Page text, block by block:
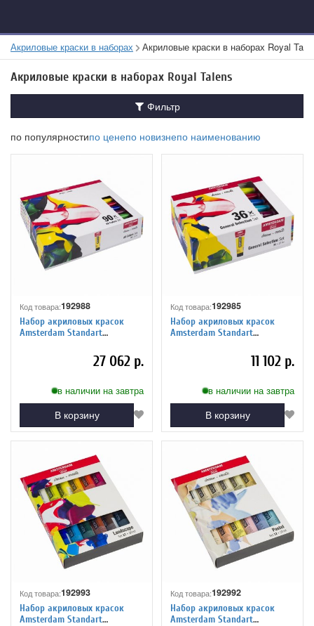
Акриловые краски в наборах Акриловые краски в наборах Royal
Акриловые краски в наборах Royal Talens
Фильтр
по популярностипо ценепо новизнепо наименованию
Код товара:192988
Набор акриловых красок
Amsterdam Standart
27 062 р.
в наличии на завтра
В корзину
Код товара:192985
Набор акриловых красок
Amsterdam Standart
11 102 р.
в наличии на завтра
В корзину
Код товара:192993
Набор акриловых красок
Amsterdam Standart
Код товара:192992
Набор акриловых красок
Amsterdam Standart